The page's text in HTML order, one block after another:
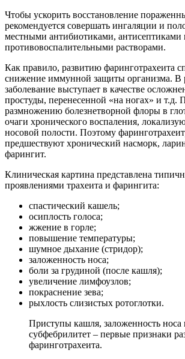
Чтобы ускорить восстановление
рекомендуется совершать ингаляции и
местными антибиотиками, антисептиками
противовоспалительными растворами.
Как правило, развитию фаринготрахеита
снижение иммунной защиты организма. В
заболевание выступает в качестве
простуды, перенесенной «на ногах» и т.д.
размножению болезнетворной флоры в
очаги хронического воспаления,
носовой полости. Поэтому
предшествуют хронический насморк,
фарингит.
Клиническая картина представлена
проявлениями трахеита и фарингита:
спастический кашель;
осиплость голоса;
жжение в горле;
повышение температуры;
шумное дыхание (стридор);
заложенность носа;
боли за грудиной (после кашля);
увеличение лимфоузлов;
покраснение зева;
рыхлость слизистых ротоглотки.
Приступы кашля, заложенность носа
субфебрилитет – первые признаки
фаринготрахеита.